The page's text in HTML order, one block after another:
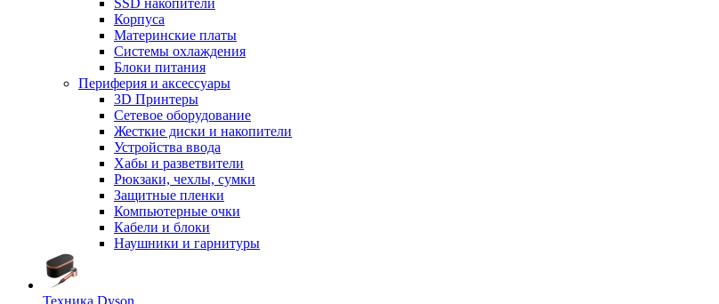
SSD накопители
Корпуса
Материнские платы
Системы охлаждения
Блоки питания
Периферия и аксессуары
3D Принтеры
Сетевое оборудование
Жесткие диски и накопители
Устройства ввода
Хабы и разветвители
Рюкзаки, чехлы, сумки
Защитные пленки
Компьютерные очки
Кабели и блоки
Наушники и гарнитуры
Техника Dyson